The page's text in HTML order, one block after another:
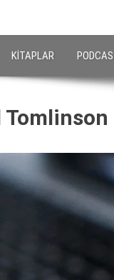
KITAPLAR
Tomlinson